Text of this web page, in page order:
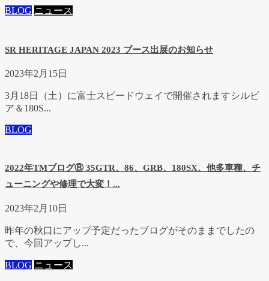
BLOG ニュース
SR HERITAGE JAPAN 2023 ブース出展のお知らせ
2023年2月15日
3月18日（土）に富士スピードウェイで開催されますシルビ
ア＆180S...
BLOG
2022年TMブログ⑧ 35GTR、86、GRB、180SX、他多車種、チ
ューニングや修理で大変！...
2023年2月10日
昨年の秋口にアップ予定だったブログがそのままでしたの
で、今回アップし...
BLOG ニュース